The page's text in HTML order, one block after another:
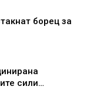
борец за
сили…